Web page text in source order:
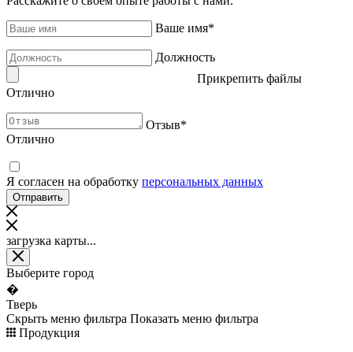
Ваше имя*
Должность
Прикрепить файлы
Отлично
Отзыв*
Отлично
Я согласен на обработку персональных данных
загрузка карты...
Выберите город
�
Тверь
Скрыть меню фильтра Показать меню фильтра
Продукция